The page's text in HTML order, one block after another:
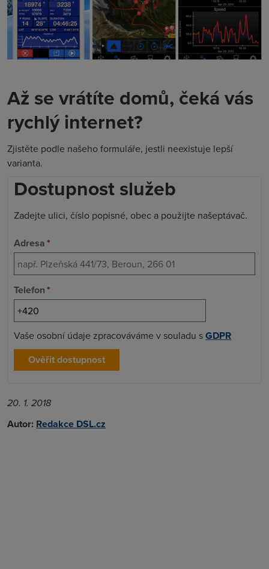
Až se vrátíte domů, čeká vás
rychlý internet?
Zjistěte podle našeho formuláře, jestli neexistuje lepší
varianta.
Dostupnost služeb
Zadejte ulici, číslo popisné, obec a použijte našeptávač.
Adresa*
Telefon*
Vaše osobní údaje zpracováváme v souladu sGDPR
Ověřit dostupnost
20. 1. 2018
Autor: Redakce DSL.cz